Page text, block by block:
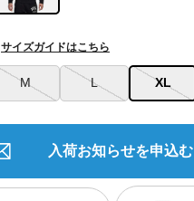
M L XL
サイズガイドはこちら
入荷お知らせを申込む